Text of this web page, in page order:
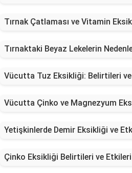
Tırnak Çatlaması ve Vitamin
Tırnaktaki Beyaz Lekelerin
Vücutta Tuz Eksikliği: Belirtileri ve
Vücutta Çinko ve Magnezyum
Yetişkinlerde Demir Eksikliği ve
Çinko Eksikliği Belirtileri ve Etkileri